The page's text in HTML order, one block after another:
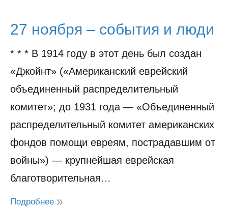
27 ноября – события и люди
* * * В 1914 году в этот день был создан
«Джойнт» («Американский еврейский
объединенный распределительный
комитет»; до 1931 года — «Объединенный
распределительный комитет американских
фондов помощи евреям, пострадавшим от
войны») — крупнейшая еврейская
благотворительная…
Подробнее